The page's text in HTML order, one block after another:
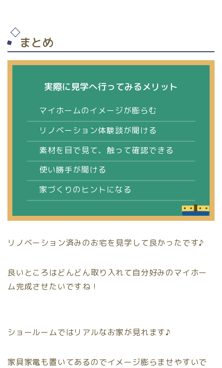
まとめ
実際に見学へ行ってみるメリット
マイホームのイメージが膨らむ
リノベーション体験談が聞ける
素材を目で見て、触って確認できる
使い勝手が聞ける
家づくりのヒントになる
リノベーション済みのお宅を見学して良かったです♪
良いところはどんどん取り入れて自分好みのマイホー
ム完成させたいですね！
ショールームではリアルなお家が見れます♪
家具家電も置いてあるのでイメージ膨らませやすいで